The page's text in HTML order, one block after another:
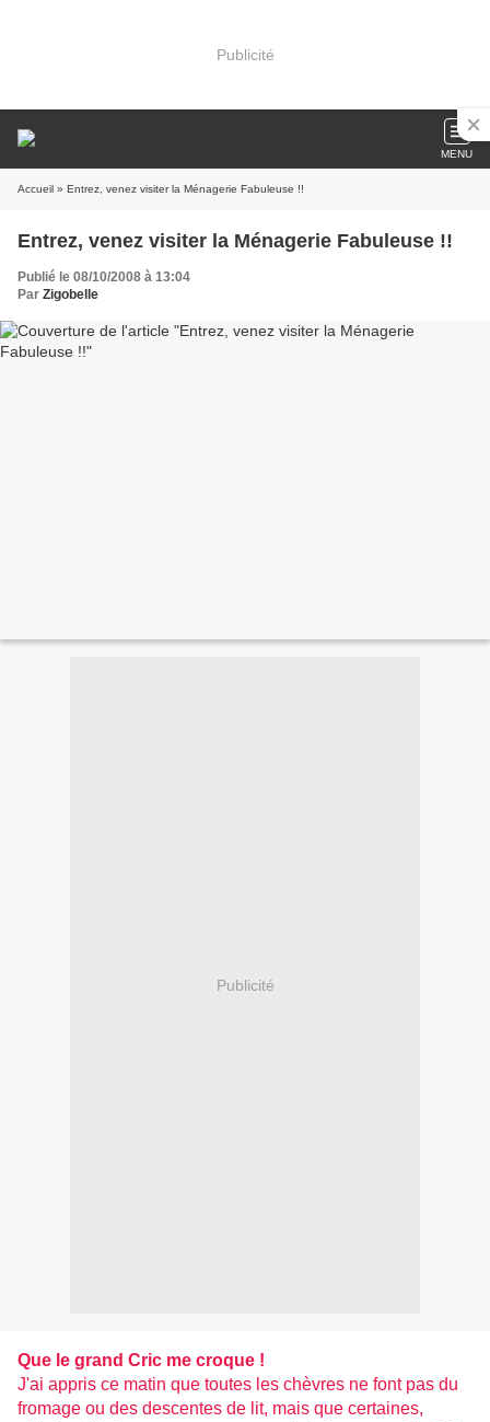
Publicité
MENU
Accueil » Entrez, venez visiter la Ménagerie Fabuleuse !!
Entrez, venez visiter la Ménagerie Fabuleuse !!
Publié le 08/10/2008 à 13:04
Par Zigobelle
Publicité
Que le grand Cric me croque !
J'ai appris ce matin que toutes les chèvres ne font pas du
fromage ou des descentes de lit, mais que certaines,